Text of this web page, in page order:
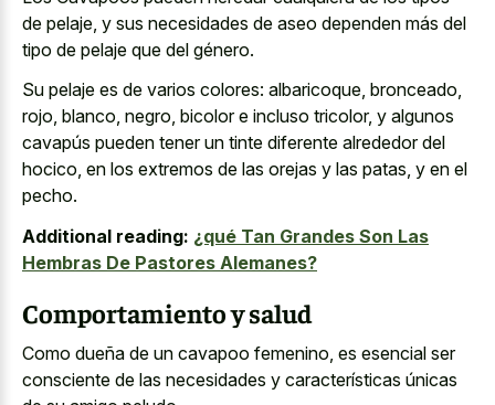
de pelaje, y sus necesidades de aseo dependen más del
tipo de pelaje que del género.
Su pelaje es de varios colores: albaricoque, bronceado,
rojo, blanco, negro, bicolor e incluso tricolor, y algunos
cavapús pueden tener un tinte diferente alrededor del
hocico, en los extremos de las orejas y las patas, y en el
pecho.
Additional reading: ¿qué Tan Grandes Son Las
Hembras De Pastores Alemanes?
Comportamiento y salud
Como dueña de un cavapoo femenino, es esencial ser
consciente de las necesidades y características únicas